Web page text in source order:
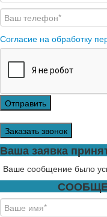
Согласие на обработку
Отправить
Заказать звонок
Ваша заявка
Ваше сообщение было